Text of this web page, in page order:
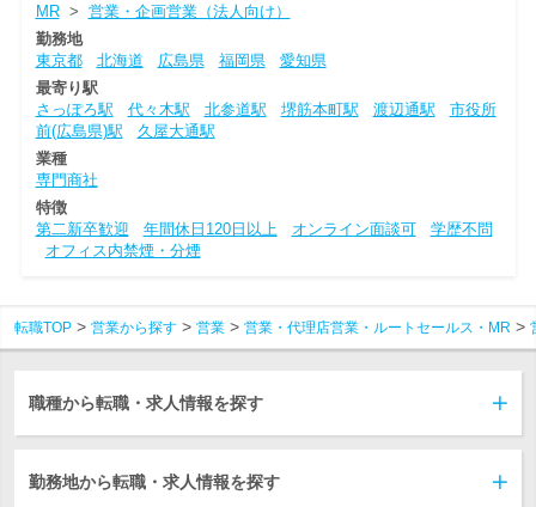
MR> 営業・企画営業（法人向け）
勤務地
東京都
北海道 広島県 福岡県
愛知県
最寄り駅
さっぽろ駅
代々木駅 北参道駅 堺筋本町駅 渡辺通駅
市役所
前(広島県)駅
久屋大通駅
業種
専門商社
特徴
第二新卒歓迎
年間休日120日以上 オンライン面談可
学歴不問
オフィス内禁煙・分煙
転職TOP 営業から探す 営業 営業・代理店営業・ルートセールス・MR
職種から転職・求人情報を探す
勤務地から転職・求人情報を探す